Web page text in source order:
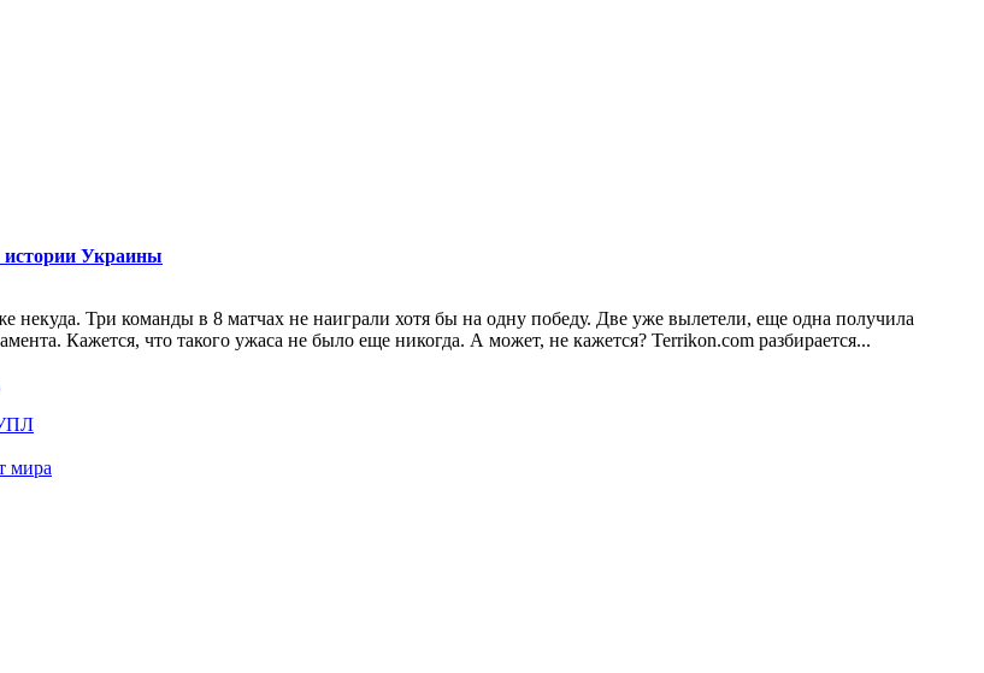
истории Украины
Три команды в 8 матчах не наиграли хотя бы на одну победу. Две уже вылетели, еще одна получила
Кажется, что такого ужаса не было еще никогда. А может, не кажется? Terrikon.com разбирается...
УПЛ
мира